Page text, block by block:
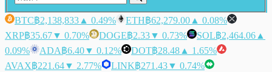
BTC฿2,138,833 ▲ 0.49% ETH฿62,279.00 ▲ 0.08%
XRP฿35.67▼ 0.70% DOGE฿2.33▼ 0.73% SOL฿2,464.06 ▲
0.09%
ADA฿6.40▼ 0.12% DOT฿28.48 ▲ 1.65%
AVAX฿221.64▼ 2.77% LINK฿271.43▼ 0.74%